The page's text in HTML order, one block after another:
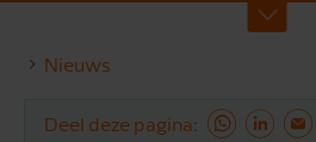
Nieuws
Deel deze pagina